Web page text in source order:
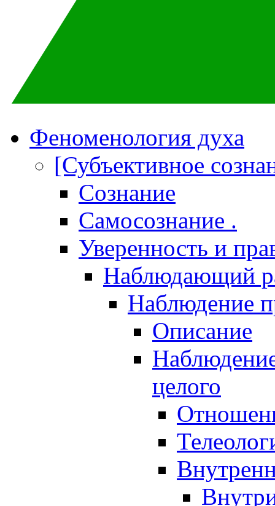
Феноменология духа
[Субъективное
Сознание
Самосознание .
Уверенность и
Наблюдающий
Наблюдение
Описание
целого